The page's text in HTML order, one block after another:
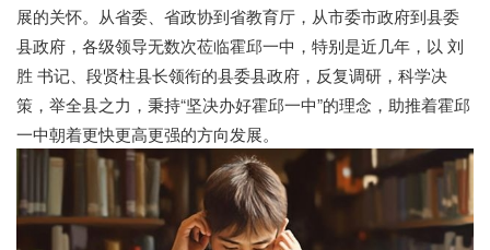
展的关怀。从省委、省政协到省教育厅，从市委市政府到县委
县政府，各级领导无数次莅临霍邱一中，特别是近几年，以 刘
胜 书记、段贤柱县长领衔的县委县政府，反复调研，科学决
策，举全县之力，秉持“坚决办好霍邱一中”的理念，助推着霍邱
一中朝着更快更高更强的方向发展。